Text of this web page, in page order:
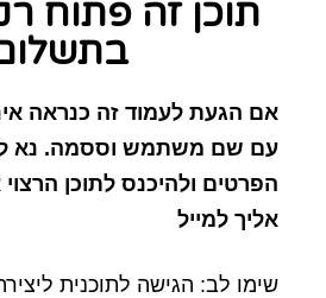
תוכן זה פתוח
אם הגעת לעמוד זה כנראה
עם שם משתמש וססמה. נא
הפרטים ולהיכנס לתוכן
אליך למייל
שימו לב: הגישה לתוכנית